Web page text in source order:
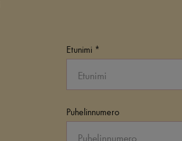
Etunimi
Puhelinnumero